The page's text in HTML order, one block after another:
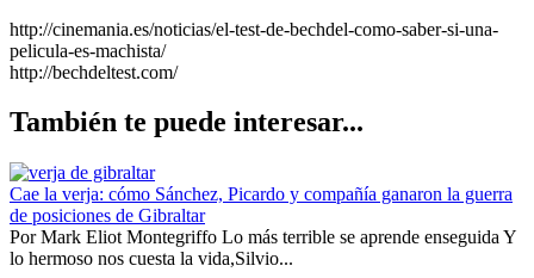
http://cinemania.es/noticias/el-test-de-bechdel-como-saber-si-una-
pelicula-es-machista/
http://bechdeltest.com/
También te puede interesar...
Cae la verja: cómo Sánchez, Picardo y compañía ganaron la guerra
de posiciones de Gibraltar
Por Mark Eliot Montegriffo Lo más terrible se aprende enseguida Y
lo hermoso nos cuesta la vida,Silvio...